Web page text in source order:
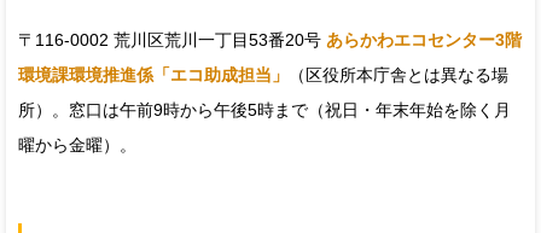
〒116-0002 荒川区荒川一丁目53番20号 あらかわエコセンター3階
環境課環境推進係「エコ助成担当」
（区役所本庁舎とは異なる場
所）。窓口は午前9時から午後5時まで（祝日・年末年始を除く月
曜から金曜）。